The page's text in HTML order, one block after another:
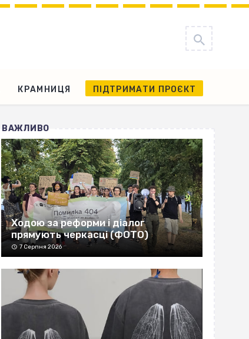
КРАМНИЦЯ ПІДТРИМАТИ ПРОЄКТ
ВАЖЛИВО
Ходою за реформи і діалог
прямують черкасці (ФОТО)
7 Серпня 2026